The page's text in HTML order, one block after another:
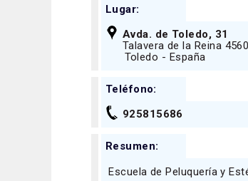
Lugar:
Avda. de Toledo, 31
Talavera de la Reina
Toledo - España
Teléfono:
925815686
Resumen:
Escuela de Peluquería y